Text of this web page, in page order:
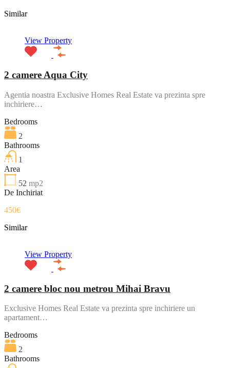
Similar
View Property
2 camere Aqua City
Agentia noastra Exclusive Homes Real Estate va prezinta spre
inchiriere…
Bedrooms
2
Bathrooms
1
Area
52 mp2
De Inchiriat
450€
Similar
View Property
2 camere bloc nou metrou Mihai Bravu
Exclusive Homes Real Estate va prezinta spre inchiriere un
apartament…
Bedrooms
2
Bathrooms